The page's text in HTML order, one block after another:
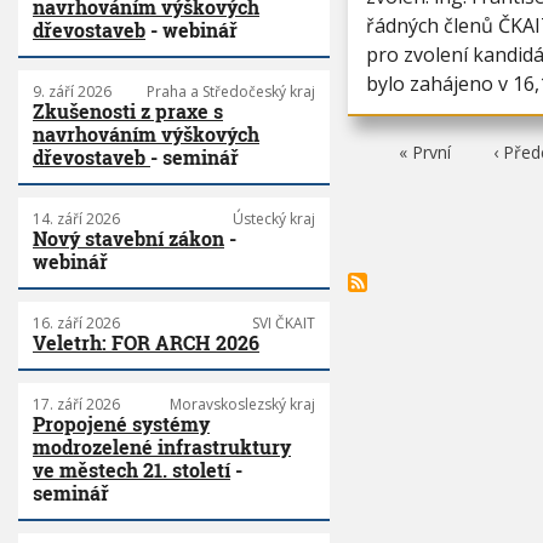
řádných členů
pro zvolení
bylo zahájeno v
F
« První P
‹
navrhováním výškových
dřevostaveb - webinář
9. září 2026 Praha a Středočeský kraj
Zkušenosti z praxe s
navrhováním výškových
dřevostaveb - seminář
14. září 2026 Ústecký kraj
Nový stavební zákon -
webinář
16. září 2026 SVI ČKAIT
Veletrh: FOR ARCH 2026
17. září 2026 Moravskoslezský kraj
Propojené systémy
modrozelené infrastruktury
ve městech 21. století-
seminář